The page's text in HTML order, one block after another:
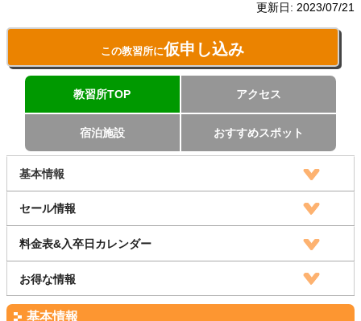
更新日: 2023/07/21
この教習所に仮申し込み
教習所TOP アクセス
宿泊施設 おすすめスポット
基本情報
セール情報
料金表&入卒日カレンダー
お得な情報
基本情報